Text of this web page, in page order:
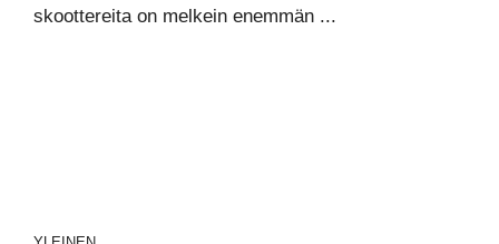
skoottereita on melkein enemmän ...